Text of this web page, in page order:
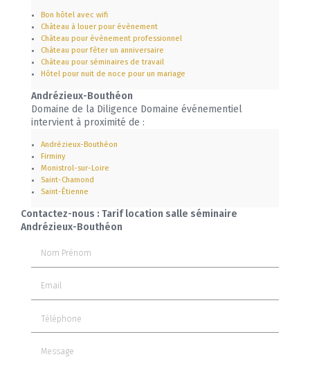
Bon hôtel avec wifi
Château à louer pour évènement
Château pour évènement professionnel
Château pour fêter un anniversaire
Château pour séminaires de travail
Hôtel pour nuit de noce pour un mariage
Andrézieux-Bouthéon
Domaine de la Diligence Domaine événementiel
intervient à proximité de :
Andrézieux-Bouthéon
Firminy
Monistrol-sur-Loire
Saint-Chamond
Saint-Étienne
Contactez-nous : Tarif location salle séminaire
Andrézieux-Bouthéon